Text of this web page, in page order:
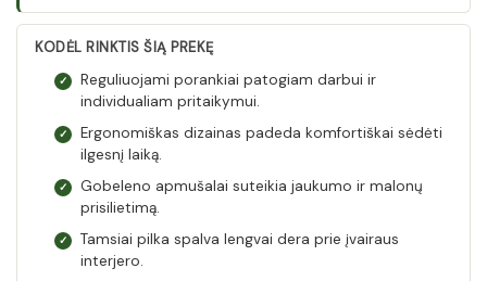
KODĖL RINKTIS ŠIĄ PREKĘ
✓
Reguliuojami porankiai patogiam darbui ir
individualiam pritaikymui.
✓
Ergonomiškas dizainas padeda komfortiškai sėdėti
ilgesnį laiką.
✓
Gobeleno apmušalai suteikia jaukumo ir malonų
prisilietimą.
✓
Tamsiai pilka spalva lengvai dera prie įvairaus
interjero.